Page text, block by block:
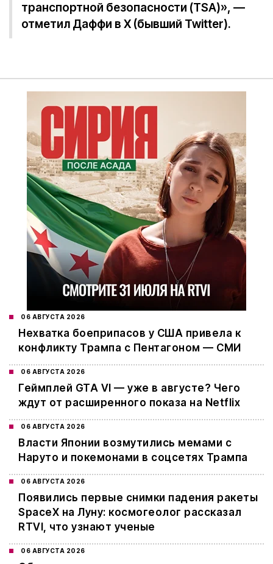
транспортной безопасности (TSA)», —
отметил Даффи в X (бывший Twitter).
06 АВГУСТА 2026
Нехватка боеприпасов у США привела к
конфликту Трампа с Пентагоном — СМИ
06 АВГУСТА 2026
Геймплей GTA VI — уже в августе? Чего
ждут от расширенного показа на Netflix
06 АВГУСТА 2026
Власти Японии возмутились мемами с
Наруто и покемонами в соцсетях Трампа
06 АВГУСТА 2026
Появились первые снимки падения ракеты
SpaceX на Луну: космогеолог рассказал
RTVI, что узнают ученые
06 АВГУСТА 2026